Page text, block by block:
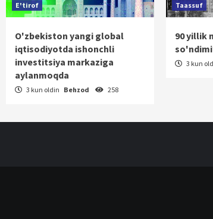
E'tirof
O'zbekiston yangi global
iqtisodiyotda ishonchli
investitsiya markaziga
aylanmoqda
3 kun oldin Behzod 258
Taassuf
90 yillik
3 kun